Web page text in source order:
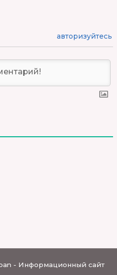
авторизуйтесь
- Информационный сайт